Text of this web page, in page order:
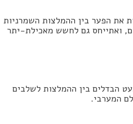
את הפער בין ההמלצות השמרניות
ואתייחס גם לחשש מאכילת-יתר
בריאה היא 38 גרם לגברים ו-25 גרם לנשים. ישנם מעט הבדלים בין ההמלצות לשלבים
המערבי.